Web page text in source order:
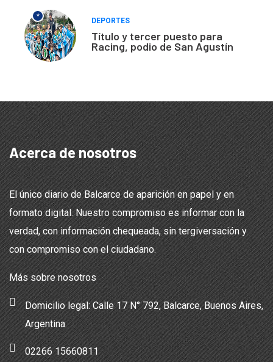
*
DEPORTES
Título y tercer puesto para
Racing, podio de San Agustín
Acerca de nosotros
El único diario de Balcarce de aparición en papel y en
formato digital. Nuestro compromiso es informar con la
verdad, con información chequeada, sin tergiversación y
con compromiso con el ciudadano.
Más sobre nosotros
Domicilio legal: Calle 17 N° 792, Balcarce, Buenos Aires,
Argentina
02266 15660811